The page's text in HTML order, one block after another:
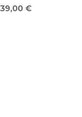
39,00 €